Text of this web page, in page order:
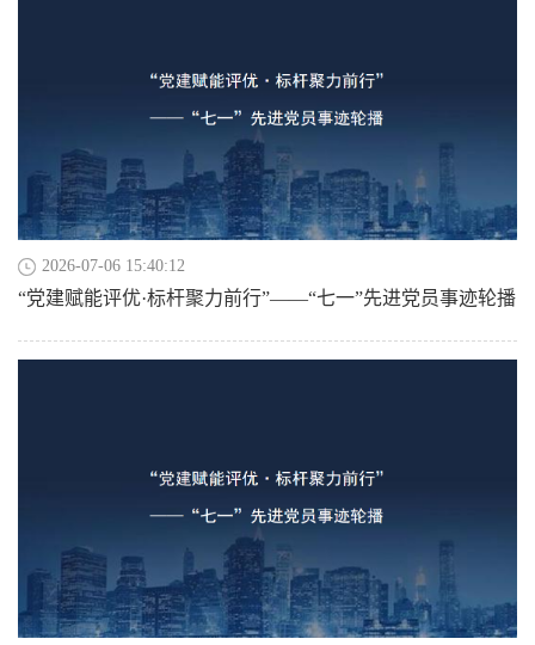
2026-07-06 15:40:12
“党建赋能评优·标杆聚力前行”——“七一”先进党员事迹轮播